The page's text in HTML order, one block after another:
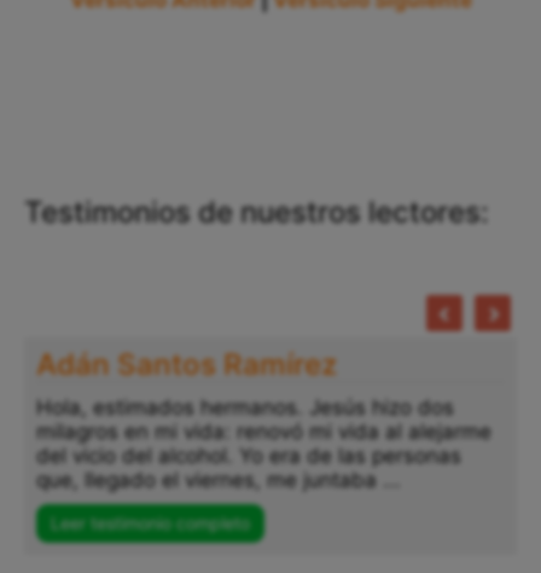
Testimonios de nuestros lectores:
Adán Santos Ramírez
Hola, estimados hermanos. Jesús hizo dos
milagros en mi vida: renovó mi vida al alejarme
del vicio del alcohol. Yo era de las personas
que, llegado el viernes, me juntaba ...
Leer testimonio completo